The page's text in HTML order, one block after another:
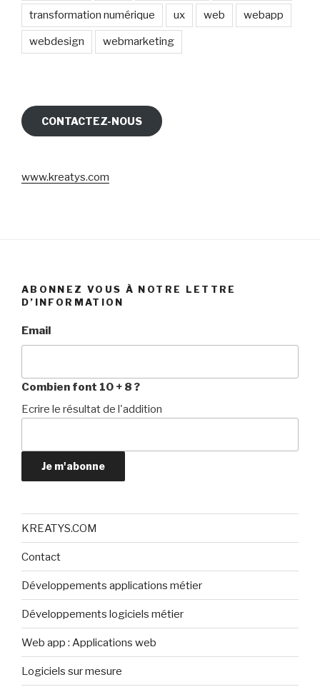
transformation numérique ux web webapp
webdesign webmarketing
CONTACTEZ-NOUS
www.kreatys.com
ABONNEZ VOUS À NOTRE LETTRE
D’INFORMATION
Email
Combien font 10 + 8 ?
Ecrire le résultat de l'addition
Je m'abonne
KREATYS.COM
Contact
Développements applications métier
Développements logiciels métier
Web app : Applications web
Logiciels sur mesure